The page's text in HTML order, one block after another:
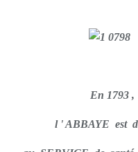
En 1793 ,
l ' ABBAYE est